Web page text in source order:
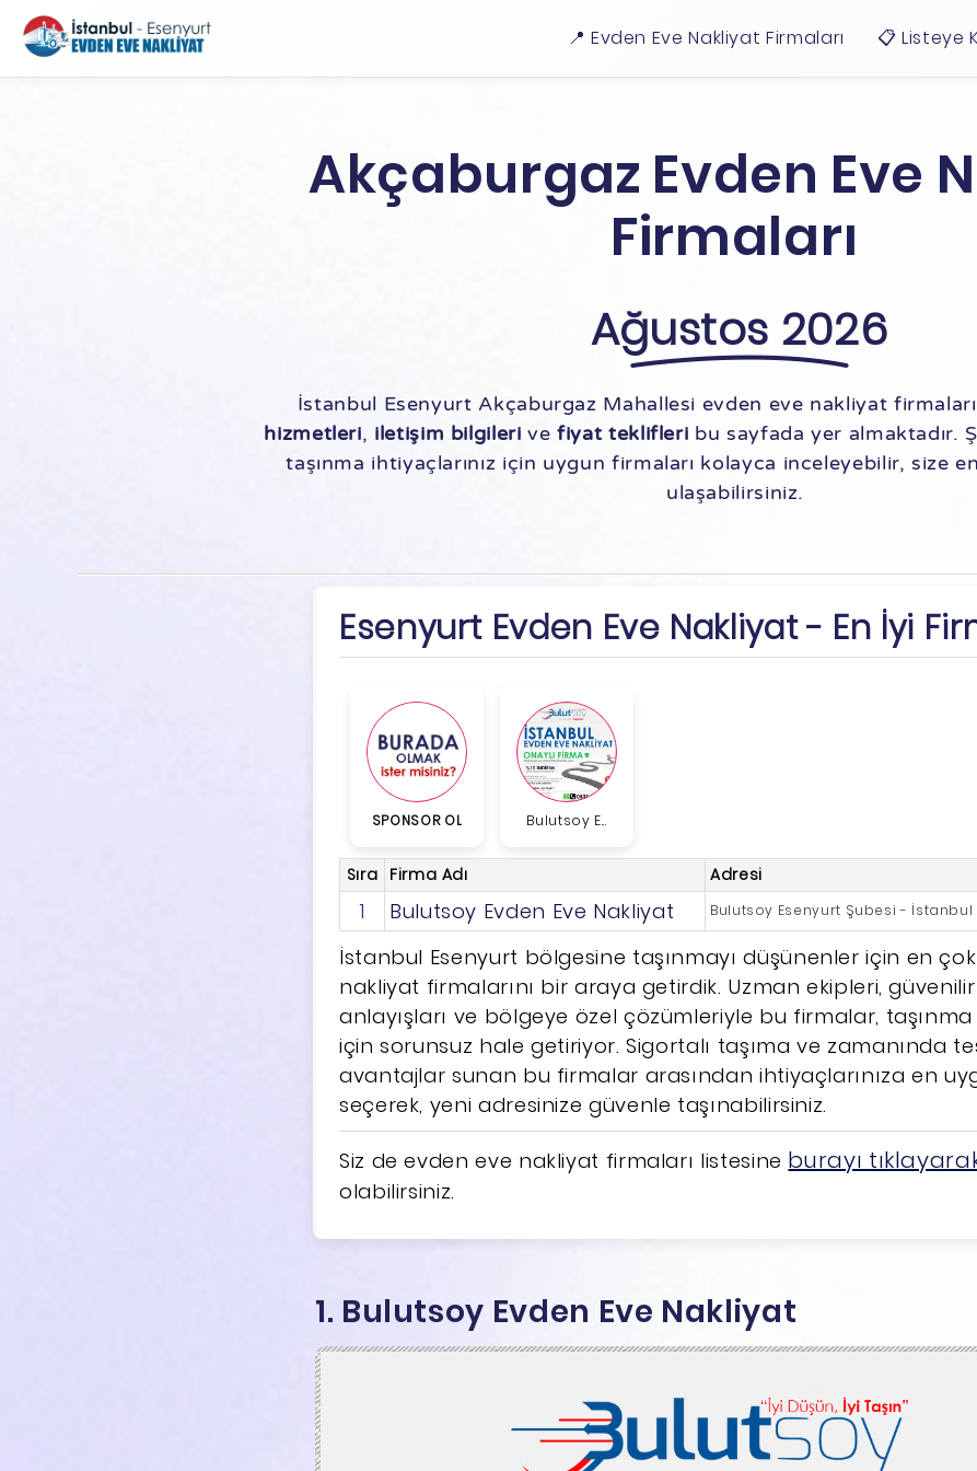
📍 Evden Eve Nakliyat Firmaları 📋 Listeye
Akçaburgaz Evden Eve
Firmaları
Ağustos 2026
İstanbul Esenyurt Akçaburgaz Mahallesi evden eve nakliyat
hizmetleri, iletişim bilgileri vefiyat teklifleri bu sayfada yer almaktadır.
taşınma ihtiyaçlarınız için uygun firmaları kolayca inceleyebilir, size
ulaşabilirsiniz.
Esenyurt Evden Eve Nakliyat - En İyi
SPONSOR OL Bulutsoy E...
Sıra Firma Adı Adresi
1 Bulutsoy Evden Eve Nakliyat Bulutsoy Esenyurt Şubesi - İstanbul
İstanbul Esenyurt bölgesine taşınmayı düşünenler için en
nakliyat firmalarını bir araya getirdik. Uzman ekipleri,
anlayışları ve bölgeye özel çözümleriyle bu firmalar, taşınma
için sorunsuz hale getiriyor. Sigortalı taşıma ve zamanında
avantajlar sunan bu firmalar arasından ihtiyaçlarınıza en
seçerek, yeni adresinize güvenle taşınabilirsiniz.
Siz de evden eve nakliyat firmaları listesine burayı
olabilirsiniz.
1. Bulutsoy Evden Eve Nakliyat